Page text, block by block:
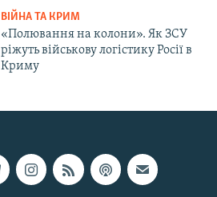
ВІЙНА ТА КРИМ
«Полювання на колони». Як ЗСУ
ріжуть військову логістику Росії в
Криму